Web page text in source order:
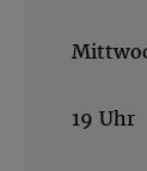
19 Uhr